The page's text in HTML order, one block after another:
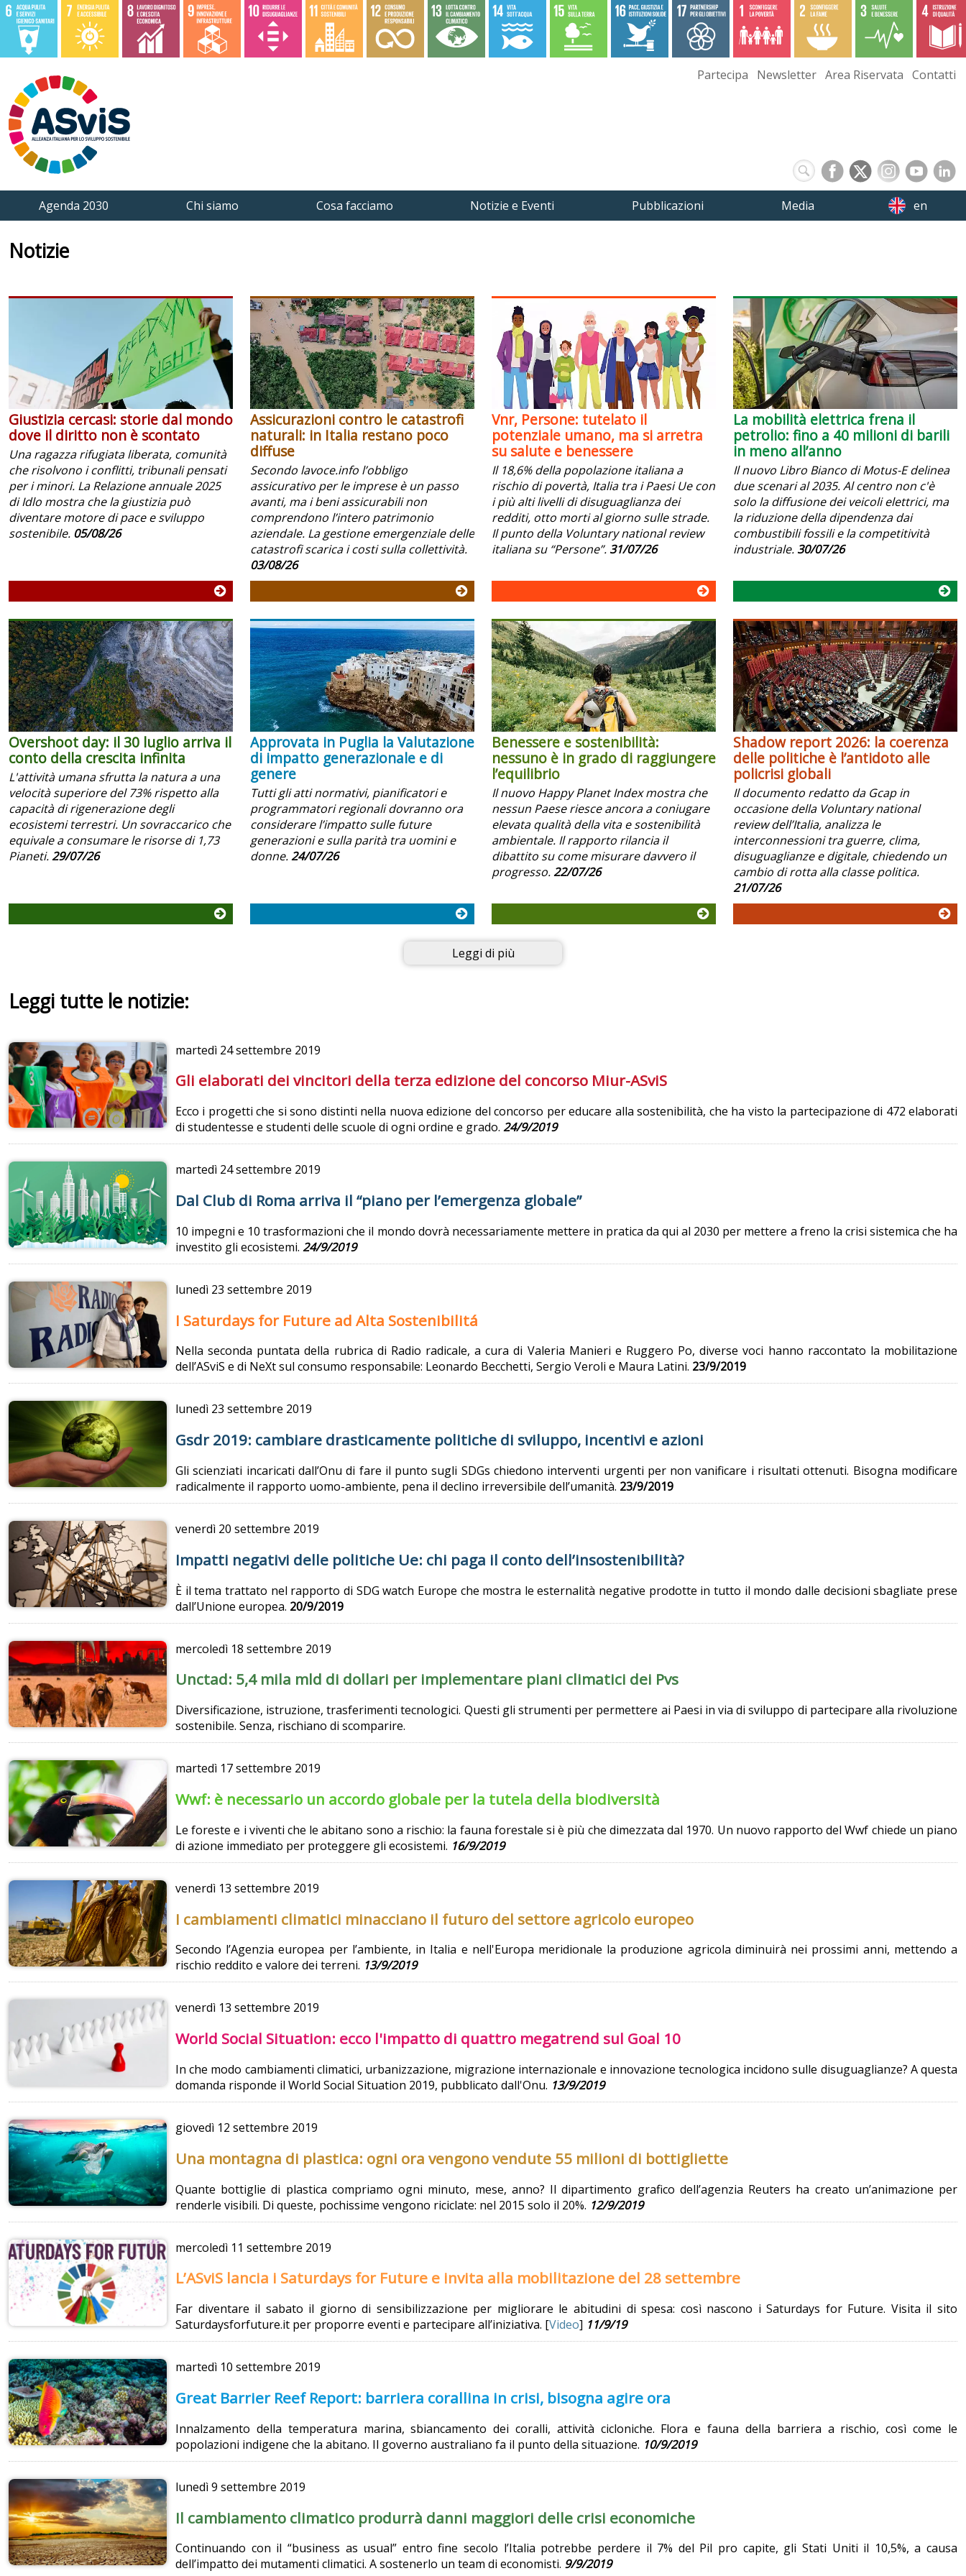
Partecipa Newsletter Area Riservata Contatti
Agenda 2030 Chi siamo Cosa facciamo Notizie e Eventi Pubblicazioni Media en
Notizie
Giustizia cercasi: storie dal mondo
dove il diritto non è scontato
Una ragazza rifugiata liberata, comunità
che risolvono i conflitti, tribunali pensati
per i minori. La Relazione annuale 2025
di Idlo mostra che la giustizia può
diventare motore di pace e sviluppo
sostenibile. 05/08/26
Assicurazioni contro le catastrofi
naturali: in Italia restano poco
diffuse
Secondo lavoce.info l’obbligo
assicurativo per le imprese è un passo
avanti, ma i beni assicurabili non
comprendono l’intero patrimonio
aziendale. La gestione emergenziale delle
catastrofi scarica i costi sulla collettività.
03/08/26
Vnr, Persone: tutelato il
potenziale umano, ma si arretra
su salute e benessere
Il 18,6% della popolazione italiana a
rischio di povertà, Italia tra i Paesi Ue con
i più alti livelli di disuguaglianza dei
redditi, otto morti al giorno sulle strade.
Il punto della Voluntary national review
italiana su “Persone”. 31/07/26
La mobilità elettrica frena il
petrolio: fino a 40 milioni di barili
in meno all’anno
Il nuovo Libro Bianco di Motus-E delinea
due scenari al 2035. Al centro non c'è
solo la diffusione dei veicoli elettrici, ma
la riduzione della dipendenza dai
combustibili fossili e la competitività
industriale. 30/07/26
Overshoot day: il 30 luglio arriva il
conto della crescita infinita
L'attività umana sfrutta la natura a una
velocità superiore del 73% rispetto alla
capacità di rigenerazione degli
ecosistemi terrestri. Un sovraccarico che
equivale a consumare le risorse di 1,73
Pianeti.29/07/26
Approvata in Puglia la Valutazione
di impatto generazionale e di
genere
Tutti gli atti normativi, pianificatori e
programmatori regionali dovranno ora
considerare l’impatto sulle future
generazioni e sulla parità tra uomini e
donne.24/07/26
Benessere e sostenibilità:
nessuno è in grado di raggiungere
l’equilibrio
Il nuovo Happy Planet Index mostra che
nessun Paese riesce ancora a coniugare
elevata qualità della vita e sostenibilità
ambientale. Il rapporto rilancia il
dibattito su come misurare davvero il
progresso.22/07/26
Shadow report 2026: la coerenza
delle politiche è l’antidoto alle
policrisi globali
Il documento redatto da Gcap in
occasione della Voluntary national
review dell’Italia, analizza le
interconnessioni tra guerre, clima,
disuguaglianze e digitale, chiedendo un
cambio di rotta alla classe politica.
21/07/26
Leggi di più
Leggi tutte le notizie:
martedì 24 settembre 2019
Gli elaborati dei vincitori della terza edizione del concorso Miur-ASviS
Ecco i progetti che si sono distinti nella nuova edizione del concorso per educare alla sostenibilità, che ha visto la partecipazione di 472 elaborati
di studentesse e studenti delle scuole di ogni ordine e grado. 24/9/2019
martedì 24 settembre 2019
Dal Club di Roma arriva il “piano per l’emergenza globale”
10 impegni e 10 trasformazioni che il mondo dovrà necessariamente mettere in pratica da qui al 2030 per mettere a freno la crisi sistemica che ha
investito gli ecosistemi. 24/9/2019
lunedì 23 settembre 2019
I Saturdays for Future ad Alta Sostenibilitá
Nella seconda puntata della rubrica di Radio radicale, a cura di Valeria Manieri e Ruggero Po, diverse voci hanno raccontato la mobilitazione
dell’ASviS e di NeXt sul consumo responsabile: Leonardo Becchetti, Sergio Veroli e Maura Latini. 23/9/2019
lunedì 23 settembre 2019
Gsdr 2019: cambiare drasticamente politiche di sviluppo, incentivi e azioni
Gli scienziati incaricati dall’Onu di fare il punto sugli SDGs chiedono interventi urgenti per non vanificare i risultati ottenuti. Bisogna modificare
radicalmente il rapporto uomo-ambiente, pena il declino irreversibile dell’umanità. 23/9/2019
venerdì 20 settembre 2019
Impatti negativi delle politiche Ue: chi paga il conto dell’insostenibilità?
È il tema trattato nel rapporto di SDG watch Europe che mostra le esternalità negative prodotte in tutto il mondo dalle decisioni sbagliate prese
dall’Unione europea. 20/9/2019
mercoledì 18 settembre 2019
Unctad: 5,4 mila mld di dollari per implementare piani climatici dei Pvs
Diversificazione, istruzione, trasferimenti tecnologici. Questi gli strumenti per permettere ai Paesi in via di sviluppo di partecipare alla rivoluzione
sostenibile. Senza, rischiano di scomparire.
martedì 17 settembre 2019
Wwf: è necessario un accordo globale per la tutela della biodiversità
Le foreste e i viventi che le abitano sono a rischio: la fauna forestale si è più che dimezzata dal 1970. Un nuovo rapporto del Wwf chiede un piano
di azione immediato per proteggere gli ecosistemi. 16/9/2019
venerdì 13 settembre 2019
I cambiamenti climatici minacciano il futuro del settore agricolo europeo
Secondo l’Agenzia europea per l’ambiente, in Italia e nell'Europa meridionale la produzione agricola diminuirà nei prossimi anni, mettendo a
rischio reddito e valore dei terreni. 13/9/2019
venerdì 13 settembre 2019
World Social Situation: ecco l'impatto di quattro megatrend sul Goal 10
In che modo cambiamenti climatici, urbanizzazione, migrazione internazionale e innovazione tecnologica incidono sulle disuguaglianze? A questa
domanda risponde il World Social Situation 2019, pubblicato dall'Onu. 13/9/2019
giovedì 12 settembre 2019
Una montagna di plastica: ogni ora vengono vendute 55 milioni di bottigliette
Quante bottiglie di plastica compriamo ogni minuto, mese, anno? Il dipartimento grafico dell’agenzia Reuters ha creato un’animazione per
renderle visibili. Di queste, pochissime vengono riciclate: nel 2015 solo il 20%. 12/9/2019
mercoledì 11 settembre 2019
L’ASviS lancia i Saturdays for Future e invita alla mobilitazione del 28 settembre
Far diventare il sabato il giorno di sensibilizzazione per migliorare le abitudini di spesa: così nascono i Saturdays for Future. Visita il sito
Saturdaysforfuture.it per proporre eventi e partecipare all’iniziativa. [Video] 11/9/19
martedì 10 settembre 2019
Great Barrier Reef Report: barriera corallina in crisi, bisogna agire ora
Innalzamento della temperatura marina, sbiancamento dei coralli, attività cicloniche. Flora e fauna della barriera a rischio, così come le
popolazioni indigene che la abitano. Il governo australiano fa il punto della situazione. 10/9/2019
lunedì9 settembre 2019
Il cambiamento climatico produrrà danni maggiori delle crisi economiche
Continuando con il “business as usual” entro fine secolo l’Italia potrebbe perdere il 7% del Pil pro capite, gli Stati Uniti il 10,5%, a causa
dell’impatto dei mutamenti climatici. A sostenerlo un team di economisti. 9/9/2019